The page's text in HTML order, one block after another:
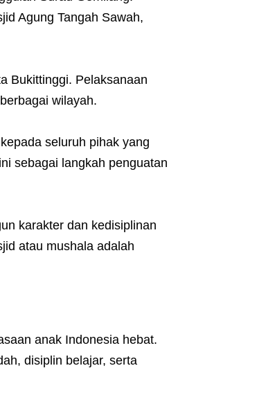
Agung Tangah Sawah,
Bukittinggi. Pelaksanaan
wilayah.
seluruh pihak yang
sebagai langkah penguatan
karakter dan kedisiplinan
atau mushala adalah
anak Indonesia hebat.
disiplin belajar, serta